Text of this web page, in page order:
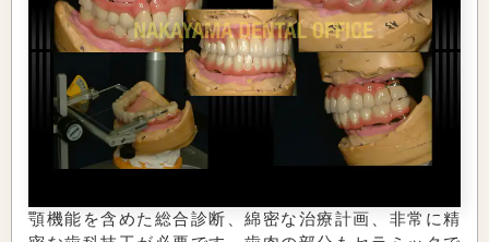
顎機能を含めた総合診断、綿密な治療計画、非常に精